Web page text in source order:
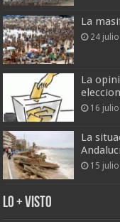
La
24
La
16
La
15
Lo + Visto